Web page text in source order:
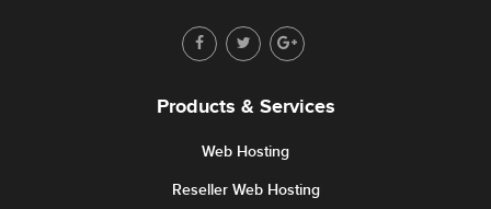
Products & Services
Web Hosting
Reseller Web Hosting